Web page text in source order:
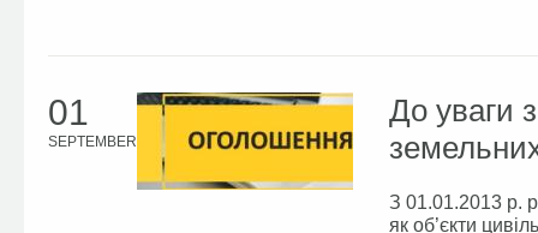
01
SEPTEMBER
До уваги
З 01.01.2013 р.
як об’єкти